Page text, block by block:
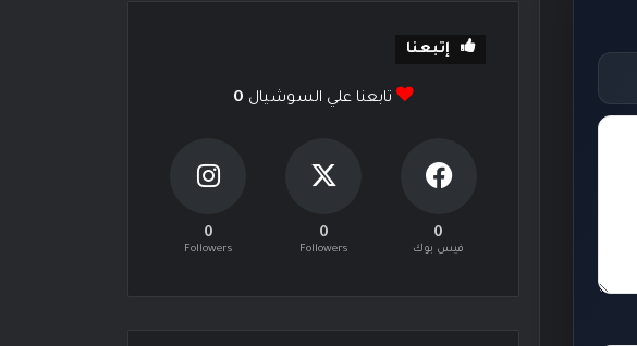
إتبعنا
تابعنا علي السوشيال 0
0
فيس بوك
0
Followers
0
Followers